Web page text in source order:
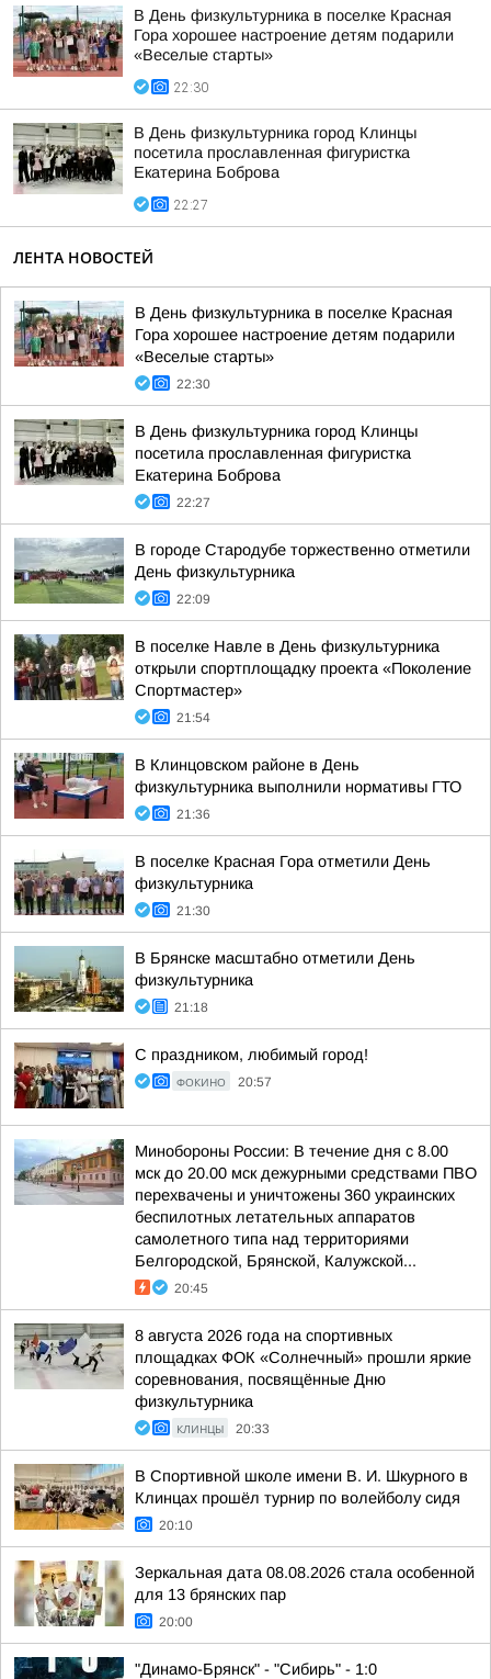
В День физкультурника в поселке Красная
Гора хорошее настроение детям подарили
«Веселые старты»
22:30
В День физкультурника город Клинцы
посетила прославленная фигуристка
Екатерина Боброва
22:27
ЛЕНТА НОВОСТЕЙ
В День физкультурника в поселке Красная
Гора хорошее настроение детям подарили
«Веселые старты»
22:30
В День физкультурника город Клинцы
посетила прославленная фигуристка
Екатерина Боброва
22:27
В городе Стародубе торжественно отметили
День физкультурника
22:09
В поселке Навле в День физкультурника
открыли спортплощадку проекта «Поколение
Спортмастер»
21:54
В Клинцовском районе в День
физкультурника выполнили нормативы ГТО
21:36
В поселке Красная Гора отметили День
физкультурника
21:30
В Брянске масштабно отметили День
физкультурника
21:18
С праздником, любимый город!
ФОКИНО 20:57
Минобороны России: В течение дня с 8.00
мск до 20.00 мск дежурными средствами ПВО
перехвачены и уничтожены 360 украинских
беспилотных летательных аппаратов
самолетного типа над территориями
Белгородской, Брянской, Калужской...
20:45
8 августа 2026 года на спортивных
площадках ФОК «Солнечный» прошли яркие
соревнования, посвящённые Дню
физкультурника
КЛИНЦЫ 20:33
В Спортивной школе имени В. И. Шкурного в
Клинцах прошёл турнир по волейболу сидя
20:10
Зеркальная дата 08.08.2026 стала особенной
для 13 брянских пар
20:00
"Динамо-Брянск" - "Сибирь" - 1:0